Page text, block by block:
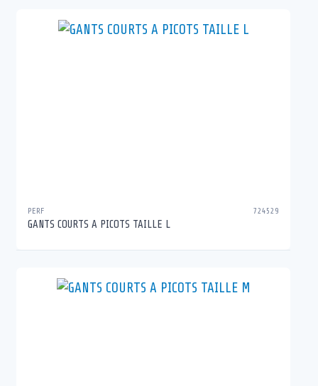
PERF 724529
GANTS COURTS A PICOTS TAILLE L